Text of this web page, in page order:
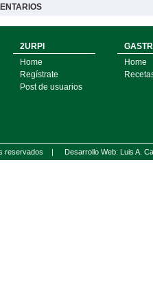
2URPI
Home
Regístrate
Post de usuarios
Home
reservados | Desarrollo Web: Luis